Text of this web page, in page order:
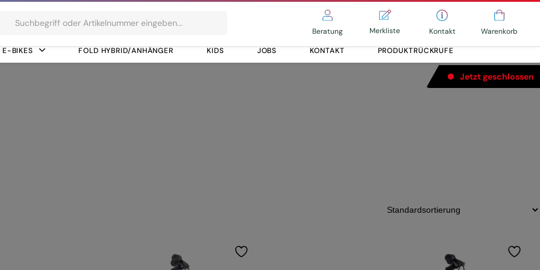
Beratung Merkliste Kontakt
Warenkorb
E-BIKES FOLD HYBRID/ANHÄNGER KIDS JOBS KONTAKT PRODUKTRÜCKRUFE
Jetzt geschlossen